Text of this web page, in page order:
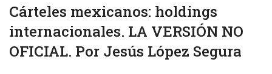
Cárteles mexicanos: holdings
internacionales. LA VERSIÓN NO
OFICIAL. Por Jesús López Segura